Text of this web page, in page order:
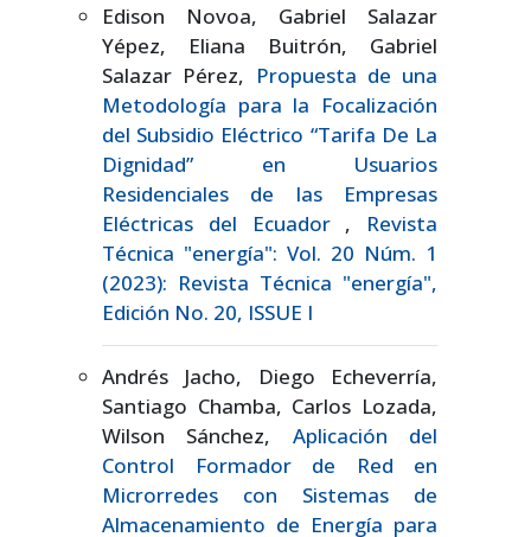
Edison Novoa, Gabriel Salazar
Yépez, Eliana Buitrón, Gabriel
Salazar Pérez, Propuesta de una
Metodología para la Focalización
del Subsidio Eléctrico “Tarifa De La
Dignidad” en Usuarios
Residenciales de las Empresas
Eléctricas del Ecuador , Revista
Técnica "energía": Vol. 20 Núm. 1
(2023): Revista Técnica "energía",
Edición No. 20, ISSUE I
Andrés Jacho, Diego Echeverría,
Santiago Chamba, Carlos Lozada,
Wilson Sánchez, Aplicación del
Control Formador de Red en
Microrredes con Sistemas de
Almacenamiento de Energía para